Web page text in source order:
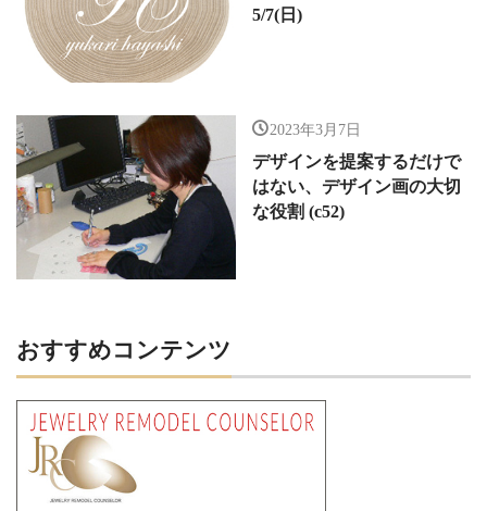
5/7(日)
2023年3月7日
デザインを提案するだけで
はない、デザイン画の大切
な役割 (c52)
おすすめコンテンツ